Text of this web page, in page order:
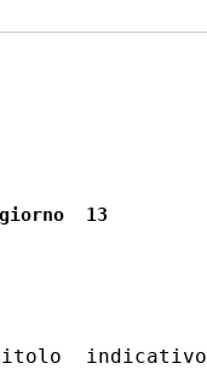
13
indicativo